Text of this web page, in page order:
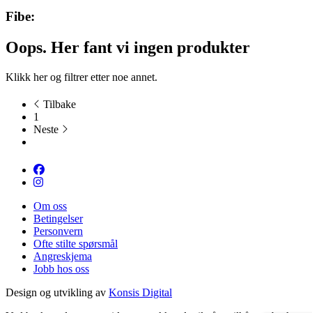
Fibe:
Oops. Her fant vi ingen produkter
Klikk herog filtrer etter noe annet.
Tilbake
1
Neste
Om oss
Betingelser
Personvern
Ofte stilte spørsmål
Angreskjema
Jobb hos oss
Design og utvikling av Konsis Digital